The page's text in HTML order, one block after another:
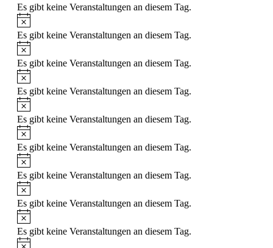
Es gibt keine Veranstaltungen an diesem Tag.
Hinweis
Es gibt keine Veranstaltungen an diesem Tag.
Hinweis
Es gibt keine Veranstaltungen an diesem Tag.
Hinweis
Es gibt keine Veranstaltungen an diesem Tag.
Hinweis
Es gibt keine Veranstaltungen an diesem Tag.
Hinweis
Es gibt keine Veranstaltungen an diesem Tag.
Hinweis
Es gibt keine Veranstaltungen an diesem Tag.
Hinweis
Es gibt keine Veranstaltungen an diesem Tag.
Hinweis
Es gibt keine Veranstaltungen an diesem Tag.
Hinweis